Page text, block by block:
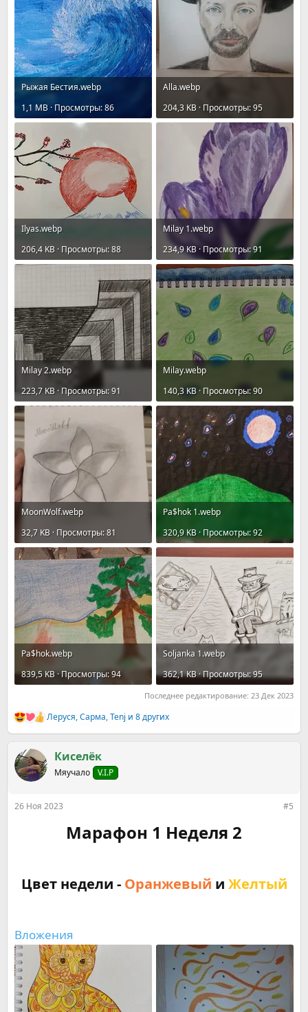
Рыжая Бестия.webp
1,1 MB · Просмотры: 86
Allа.webp
204,3 KB · Просмотры: 95
Ilyas.webp
206,4 KB · Просмотры: 88
Milay 1.webp
234,9 KB · Просмотры: 91
Milay 2.webp
223,7 KB · Просмотры: 91
Milay.webp
140,3 KB · Просмотры: 90
MoonWolf.webp
32,7 KB · Просмотры: 81
Pa$hok 1.webp
320,9 KB · Просмотры: 92
Pa$hok.webp
839,5 KB · Просмотры: 94
Soljanka 1.webp
362,1 KB · Просмотры: 95
Последнее редактирование: 23 Дек 2023
Р
е
к
ц
и
Леруся,Сарма,Tenj и 8 других
Киселёк
Мяучало V.I.P
26 Ноя 2023 #5
Марафон 1 Неделя 2
Цвет недели - Оранжевый и Желтый
Вложения